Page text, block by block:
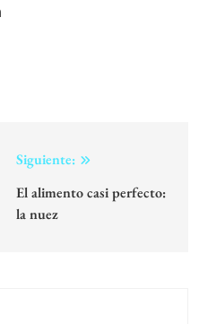
Siguiente:
El alimento casi perfecto:
la nuez